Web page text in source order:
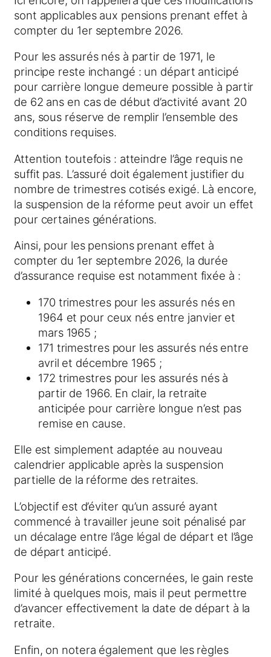
sont applicables aux pensions prenant effet à
compter du 1er septembre 2026.
Pour les assurés nés à partir de 1971, le
principe reste inchangé : un départ anticipé
pour carrière longue demeure possible à partir
de 62 ans en cas de début d’activité avant 20
ans, sous réserve de remplir l’ensemble des
conditions requises.
Attention toutefois : atteindre l’âge requis ne
suffit pas. L’assuré doit également justifier du
nombre de trimestres cotisés exigé. Là encore,
la suspension de la réforme peut avoir un effet
pour certaines générations.
Ainsi, pour les pensions prenant effet à
compter du 1er septembre 2026, la durée
d’assurance requise est notamment fixée à :
170 trimestres pour les assurés nés en
1964 et pour ceux nés entre janvier et
mars 1965 ;
171 trimestres pour les assurés nés entre
avril et décembre 1965 ;
172 trimestres pour les assurés nés à
partir de 1966. En clair, la retraite
anticipée pour carrière longue n’est pas
remise en cause.
Elle est simplement adaptée au nouveau
calendrier applicable après la suspension
partielle de la réforme des retraites.
L’objectif est d’éviter qu’un assuré ayant
commencé à travailler jeune soit pénalisé par
un décalage entre l’âge légal de départ et l’âge
de départ anticipé.
Pour les générations concernées, le gain reste
limité à quelques mois, mais il peut permettre
d’avancer effectivement la date de départ à la
retraite.
Enfin, on notera également que les règles